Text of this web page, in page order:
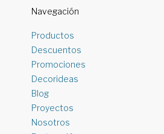
Navegación
Productos
Descuentos
Promociones
Decorideas
Blog
Proyectos
Nosotros